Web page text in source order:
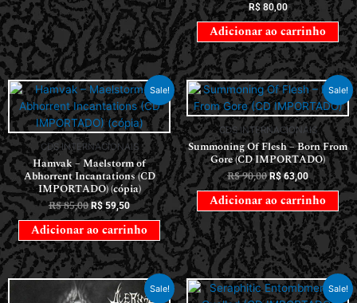
R$80,00
Adicionar ao carrinho
Sale!
CDS INTERNACIONAIS
Hamvak – Maelstorm of
Abhorrent Incantations (CD
IMPORTADO) (cópia)
R$85,00 R$59,50
Adicionar ao carrinho
Sale!
CDS INTERNACIONAIS
Summoning Of Flesh – Born From
Gore (CD IMPORTADO)
R$90,00 R$63,00
Adicionar ao carrinho
Sale! Sale!